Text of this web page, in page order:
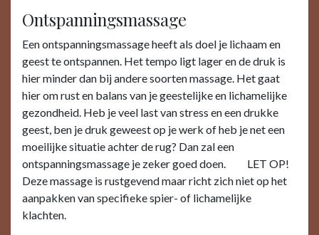
Ontspanningsmassage
Een ontspanningsmassage heeft als doel je lichaam en
geest te ontspannen. Het tempo ligt lager en de druk is
hier minder dan bij andere soorten massage. Het gaat
hier om rust en balans van je geestelijke en lichamelijke
gezondheid. Heb je veel last van stress en een drukke
geest, ben je druk geweest op je werk of heb je net een
moeilijke situatie achter de rug? Dan zal een
ontspanningsmassage je zeker goed doen. LET OP!
Deze massage is rustgevend maar richt zich niet op het
aanpakken van specifieke spier- of lichamelijke
klachten.